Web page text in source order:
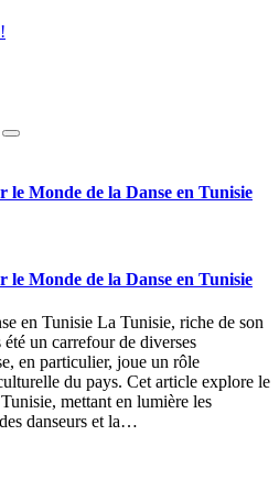
le Monde de la Danse en Tunisie
le Monde de la Danse en Tunisie
en Tunisie La Tunisie, riche de son
un carrefour de diverses
en particulier, joue un rôle
du pays. Cet article explore le
mettant en lumière les
danseurs et la…